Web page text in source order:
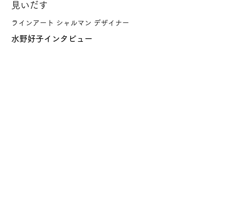
見いだす
ラインアート シャルマン デザイナー
水野好子インタビュー